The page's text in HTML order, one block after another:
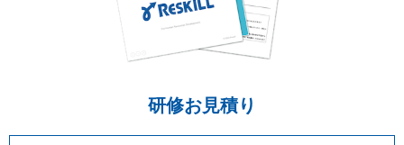
研修お見積り